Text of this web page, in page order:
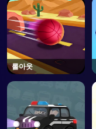
롤아웃